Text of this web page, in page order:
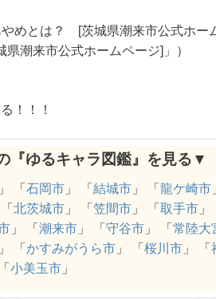
めとは？ [茨城県潮来市公式ホー
潮来市公式ホームページ]」）
！！！
『ゆるキャラ図鑑』を見る▼
「 石岡市」 「 結城市」 「 龍ケ崎市
北茨城市」 「 笠間市」 「 取手市」
」 「 潮来市」 「 守谷市」 「 常陸大
「 かすみがうら市」 「 桜川市」 「
小美玉市」